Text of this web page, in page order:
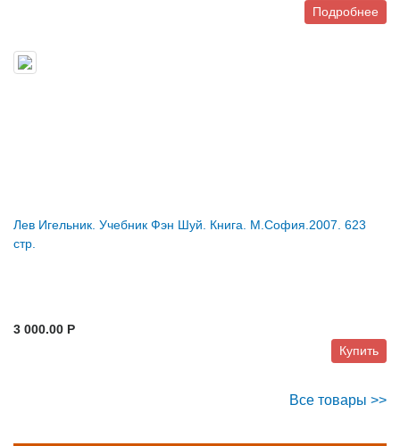
Подробнее
Лев Игельник. Учебник Фэн Шуй. Книга. М.София.2007. 623
стр.
3 000.00 P
Купить
Все товары >>